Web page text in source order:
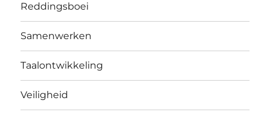
Reddingsboei
Samenwerken
Taalontwikkeling
Veiligheid